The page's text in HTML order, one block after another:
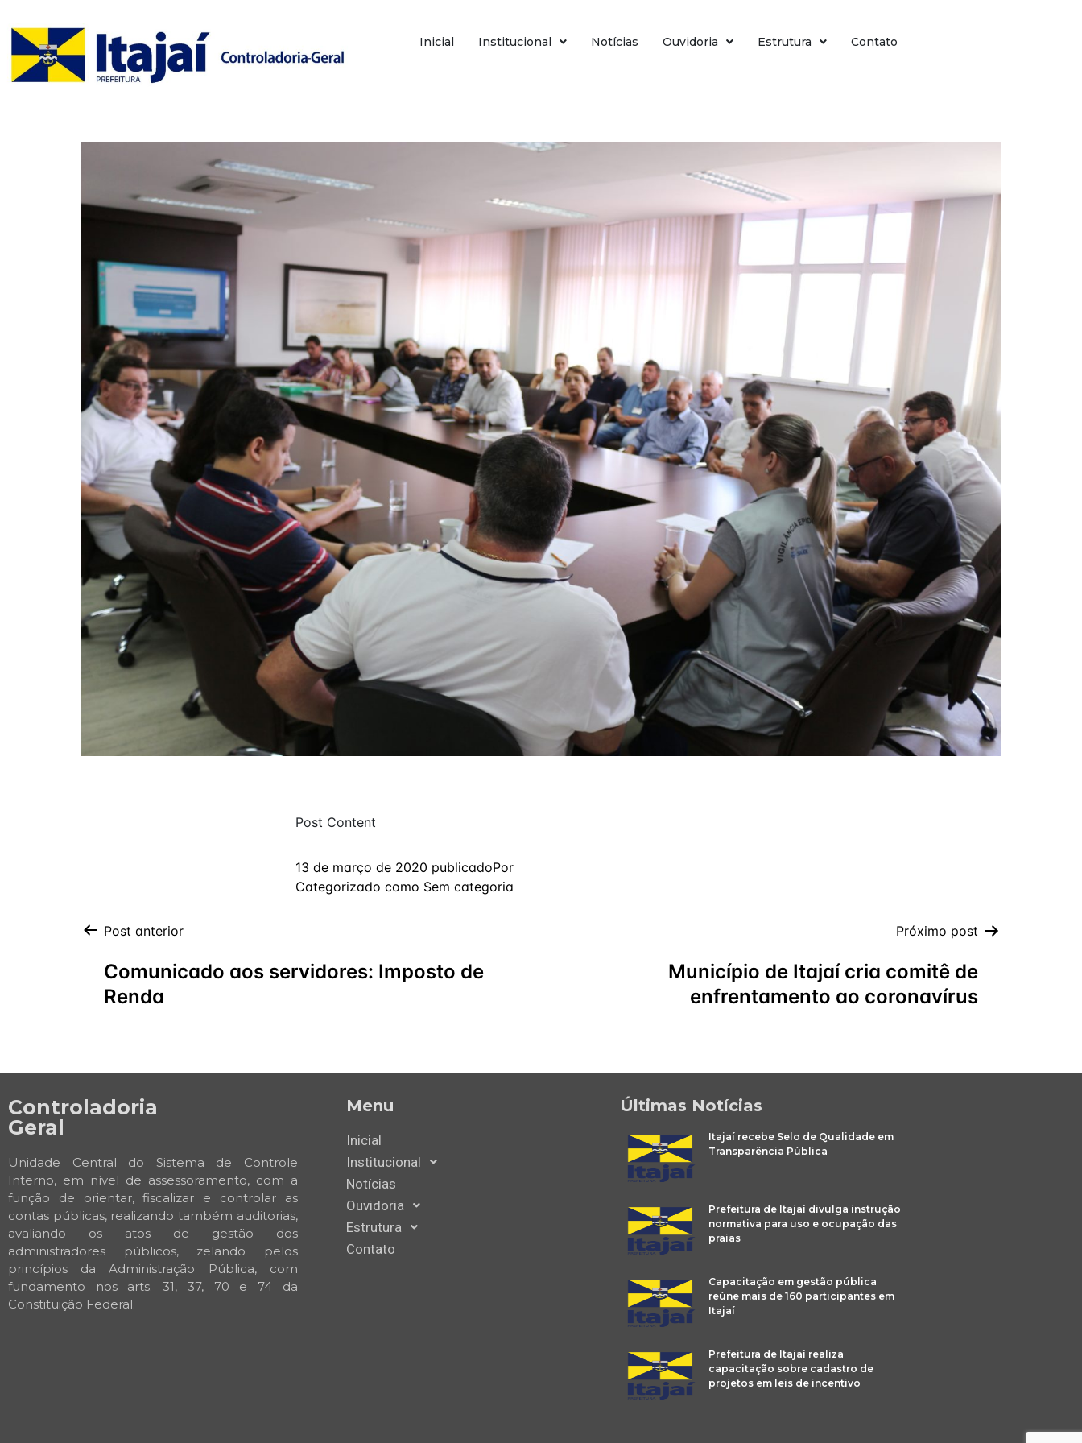
Inicial Institucional Notícias Ouvidoria Estrutura Contato
Post Content
13 de março de 2020 publicadoPor
Categorizado como Sem categoria
Post anterior
Comunicado aos servidores: Imposto de
Renda
Próximo post
Município de Itajaí cria comitê de
enfrentamento ao coronavírus
Controladoria
Geral
Unidade Central do Sistema de Controle
Interno, em nível de assessoramento, com a
função de orientar, fiscalizar e controlar as
contas públicas, realizando também auditorias,
avaliando os atos de gestão dos
administradores públicos, zelando pelos
princípios da Administração Pública, com
fundamento nos arts. 31, 37, 70 e 74 da
Constituição Federal.
Menu
Inicial
Institucional
Notícias
Ouvidoria
Estrutura
Contato
Últimas Notícias
Itajaí recebe Selo de Qualidade em
Transparência Pública
Prefeitura de Itajaí divulga instrução
normativa para uso e ocupação das
praias
Capacitação em gestão pública
reúne mais de 160 participantes em
Itajaí
Prefeitura de Itajaí realiza
capacitação sobre cadastro de
projetos em leis de incentivo